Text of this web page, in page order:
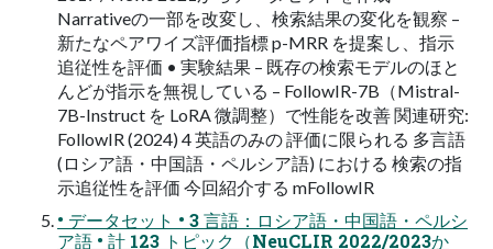
Narrativeの一部を改変し、検索結果の変化を観察 –
新たなペアワイズ評価指標 p-MRR を提案し、指示
追従性を評価 • 実験結果 – 既存の検索モデルのほと
んどが指示を無視している – FollowIR-7B（Mistral-
7B-Instruct を LoRA 微調整）で性能を改善 関連研究:
FollowIR (2024) 4 英語のみの 評価に限られる 多言語
(ロシア語・中国語・ペルシア語) における 検索の指
示追従性を評価 今回紹介する mFollowIR
• データセット • 3 言語：ロシア語・中国語・ペルシ
ア語 • 計 123 トピック（NeuCLIR 2022/2023か